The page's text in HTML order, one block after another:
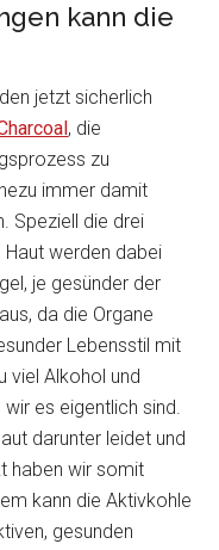
kann die
jetzt sicherlich
, die
zu
immer damit
Speziell die drei
Haut werden dabei
je gesünder der
da die Organe
Lebensstil mit
viel Alkohol und
es eigentlich sind.
darunter leidet und
haben wir somit
kann die Aktivkohle
gesunden